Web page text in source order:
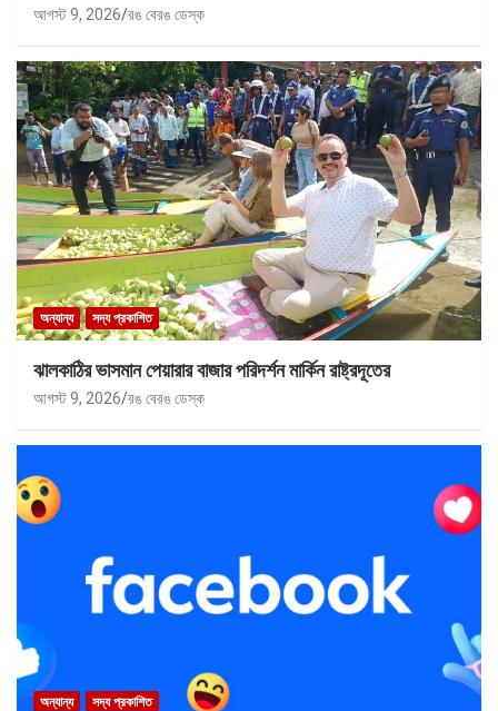
আগস্ট 9, 2026 রঙ বেরঙ ডেস্ক
অন্যান্য সদ্য প্রকাশিত
ঝালকাঠির ভাসমান পেয়ারার বাজার পরিদর্শন মার্কিন রাষ্ট্রদূতের
আগস্ট 9, 2026 রঙ বেরঙ ডেস্ক
অন্যান্য সদ্য প্রকাশিত